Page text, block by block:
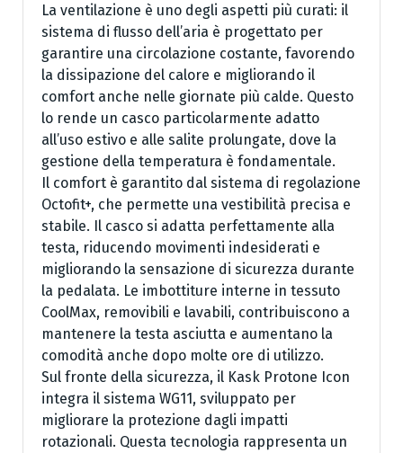
La ventilazione è uno degli aspetti più curati: il
sistema di flusso dell’aria è progettato per
garantire una circolazione costante, favorendo
la dissipazione del calore e migliorando il
comfort anche nelle giornate più calde. Questo
lo rende un casco particolarmente adatto
all’uso estivo e alle salite prolungate, dove la
gestione della temperatura è fondamentale.
Il comfort è garantito dal sistema di regolazione
Octofit+, che permette una vestibilità precisa e
stabile. Il casco si adatta perfettamente alla
testa, riducendo movimenti indesiderati e
migliorando la sensazione di sicurezza durante
la pedalata. Le imbottiture interne in tessuto
CoolMax, removibili e lavabili, contribuiscono a
mantenere la testa asciutta e aumentano la
comodità anche dopo molte ore di utilizzo.
Sul fronte della sicurezza, il Kask Protone Icon
integra il sistema WG11, sviluppato per
migliorare la protezione dagli impatti
rotazionali. Questa tecnologia rappresenta un